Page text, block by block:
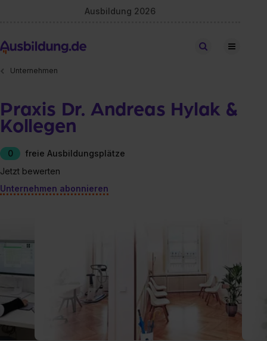
Ausbildung 2026
Stellen finden
Unternehmen
Praxis Dr. Andreas Hylak &
Kollegen
0
freie Ausbildungsplätze
Jetzt bewerten
Unternehmen abonnieren